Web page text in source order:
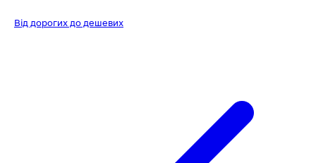
Від дорогих до дешевих